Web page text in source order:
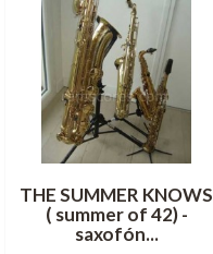
THE SUMMER KNOWS
( summer of 42) -
saxofón...